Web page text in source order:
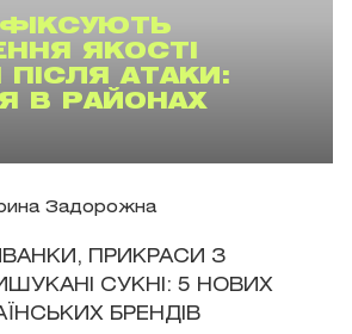
ФІКСУЮТЬ
ЯКОСТІ
ПІСЛЯ АТАКИ:
В РАЙОНАХ
Задорожна
ПРИКРАСИ З
СУКНІ: 5 НОВИХ
БРЕНДІВ